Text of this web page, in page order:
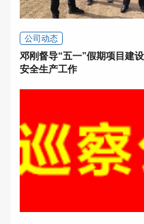
公司动态
邓刚督导“五一”假期项目建
安全生产工作